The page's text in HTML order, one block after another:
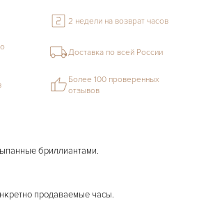
бриллиантами.
продаваемые часы.
2 недели на возврат часов
Доставка по всей России
Более 100 проверенных
отзывов